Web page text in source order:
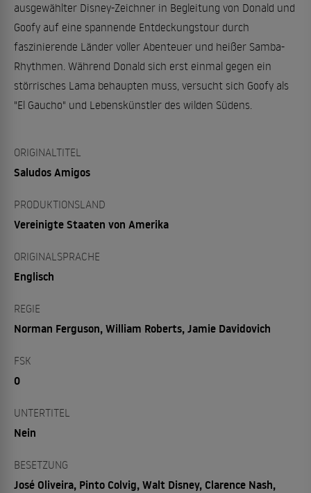
ausgewählter Disney-Zeichner in Begleitung von Donald und
Goofy auf eine spannende Entdeckungstour durch
faszinierende Länder voller Abenteuer und heißer Samba-
Rhythmen. Während Donald sich erst einmal gegen ein
störrisches Lama behaupten muss, versucht sich Goofy als
"El Gaucho" und Lebenskünstler des wilden Südens.
ORIGINALTITEL
Saludos Amigos
PRODUKTIONSLAND
Vereinigte Staaten von Amerika
ORIGINALSPRACHE
Englisch
REGIE
Norman Ferguson, William Roberts, Jamie Davidovich
FSK
0
UNTERTITEL
Nein
BESETZUNG
José Oliveira, Pinto Colvig, Walt Disney, Clarence Nash,